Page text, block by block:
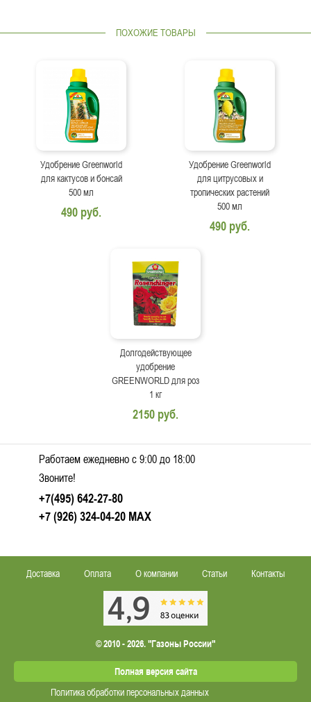
ПОХОЖИЕ ТОВАРЫ
Удобрение Greenworld
для кактусов и бонсай
500 мл
490 руб.
Удобрение Greenworld
для цитрусовых и
тропических растений
500 мл
490 руб.
Долгодействующее
удобрение
GREENWORLD для роз
1 кг
2150 руб.
Работаем ежедневно c 9:00 до 18:00
Звоните!
+7(495) 642-27-80
+7 (926) 324-04-20 MAX
Доставка Оплата О компании Статьи Контакты
© 2010 - 2026. "Газоны России"
Полная версия сайта
Политика обработки персональных данных